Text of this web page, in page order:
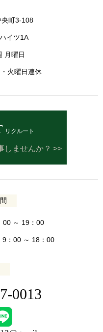
町3-108
イツ1A
月曜日
火曜日連休
リクルート
しませんか？
00 ～ 19：00
9：00 ～ 18：00
0013